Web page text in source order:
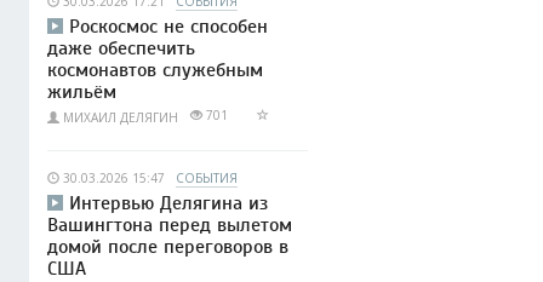
Роскосмос не способен
даже обеспечить
космонавтов служебным
жильём
МИХАИЛ ДЕЛЯГИН 701
30.03.2026 15:47 СОБЫТИЯ
Интервью Делягина из
Вашингтона перед вылетом
домой после переговоров в
США